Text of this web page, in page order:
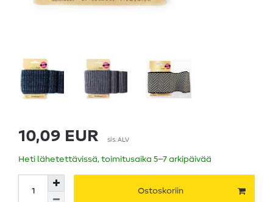
10,09 EUR sis. ALV
Heti lähetettävissä, toimitusaika 5–7 arkipäivää
Ostoskoriin